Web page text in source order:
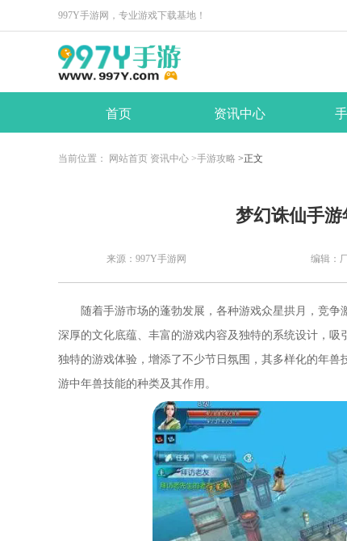
997Y手游网，专业游戏下载基地！
首页 资讯中心
当前位置： 网站首页 资讯中心 >手游攻略 >正文
梦幻诛仙手
来源：997Y手游网 编辑：
随着手游市场的蓬勃发展，各种游戏众星拱月，竞
深厚的文化底蕴、丰富的游戏内容及独特的系统设计，
独特的游戏体验，增添了不少节日氛围，其多样化的年
游中年兽技能的种类及其作用。